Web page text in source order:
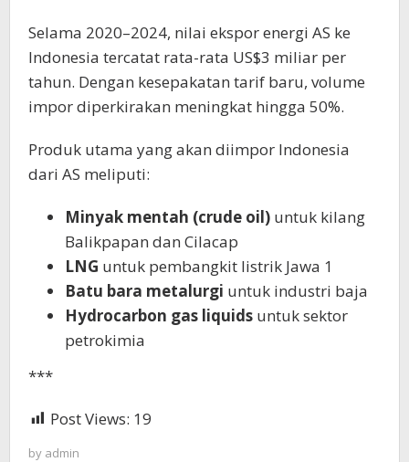
Selama 2020–2024, nilai ekspor energi AS ke
Indonesia tercatat rata-rata US$3 miliar per
tahun. Dengan kesepakatan tarif baru, volume
impor diperkirakan meningkat hingga 50%.
Produk utama yang akan diimpor Indonesia
dari AS meliputi:
Minyak mentah (crude oil) untuk kilang
Balikpapan dan Cilacap
LNG untuk pembangkit listrik Jawa 1
Batu bara metalurgi untuk industri baja
Hydrocarbon gas liquids untuk sektor
petrokimia
***
Post Views: 19
by admin